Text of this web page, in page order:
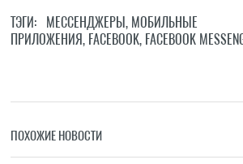
ТЭГИ: МЕССЕНДЖЕРЫ, МОБИЛЬНЫЕ
ПРИЛОЖЕНИЯ, FACEBOOK, FACEBOOK
ПОХОЖИЕ НОВОСТИ